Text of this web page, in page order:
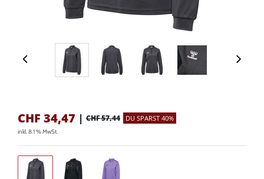
CHF 34,47 | CHF 57,44 DU SPARST 40%
inkl. 8.1 % MwSt.